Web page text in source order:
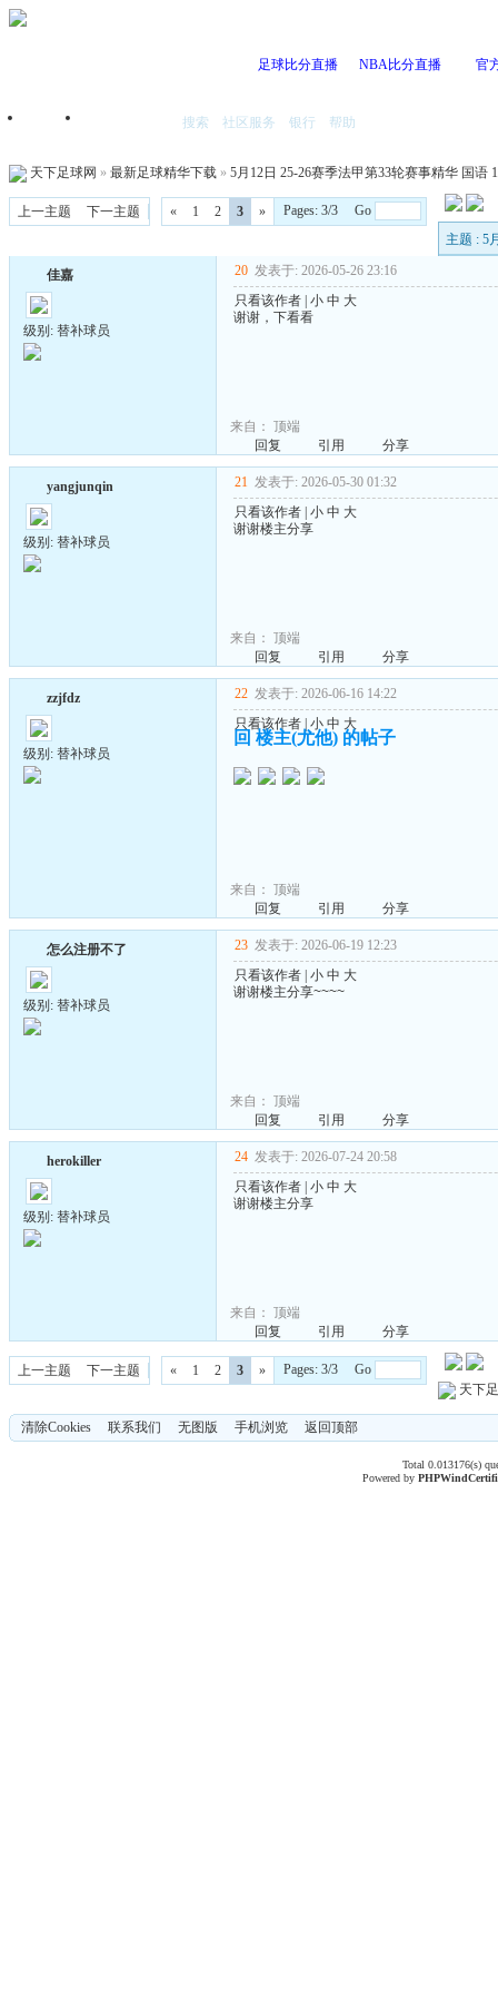
足球比分直播 NBA比分直播 官
首页 搜索 社区服务 银行 帮助
天下足球网 » 最新足球精华下载 » 5月12日 25-26赛季法甲第33轮赛事精华 国语
上一主题 下一主题 « 1 2 3 »
Pages: 3/3 Go
主题 : 5
佳嘉
级别: 替补球员
20 发表于: 2026-05-26 23:16
只看该作者 小 中 大
谢谢，下看看
来自： 顶端
回复
引用 分享
yangjunqin
级别: 替补球员
21 发表于: 2026-05-30 01:32
只看该作者 小 中 大
谢谢楼主分享
来自： 顶端
回复
引用 分享
zzjfdz
级别: 替补球员
22 发表于: 2026-06-16 14:22
只看该作者 小 中 大
回 楼主(尤他) 的帖子
来自： 顶端
回复
引用 分享
怎么注册不了
级别: 替补球员
23 发表于: 2026-06-19 12:23
只看该作者 小 中 大
谢谢楼主分享~~~~
来自： 顶端
回复
引用 分享
herokiller
级别: 替补球员
24 发表于: 2026-07-24 20:58
只看该作者 小 中 大
谢谢楼主分享
来自： 顶端
回复
引用 分享
上一主题 下一主题 « 1 2 3 »
Pages: 3/3 Go
天下
清除Cookies 联系我们 无图版 手机浏览 返回顶部
Total 0.013176(s)
Powered byPHPWind